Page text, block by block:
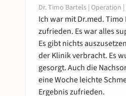
Dr. Timo Bartels | Operation
Ich war mit Dr.med.
zufrieden. Es war alles
Es gibt nichts
der Klinik verbracht. Es
gesorgt. Auch die
eine Woche leichte
Ergebnis zufrieden.